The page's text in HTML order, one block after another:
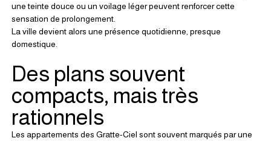
une teinte douce ou un voilage léger peuvent renforcer cette
sensation de prolongement.
La ville devient alors une présence quotidienne, presque
domestique.
Des plans souvent
compacts, mais très
rationnels
Les appartements des Gratte-Ciel sont souvent marqués par une